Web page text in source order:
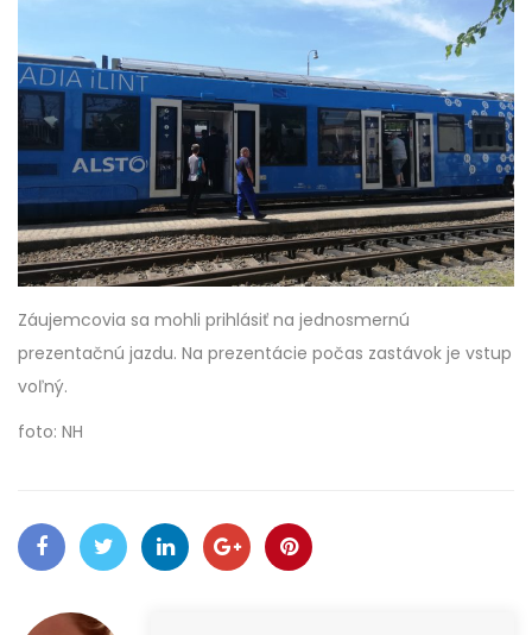
Záujemcovia sa mohli prihlásiť na jednosmernú
prezentačnú jazdu. Na prezentácie počas zastávok je vstup
voľný.
foto: NH